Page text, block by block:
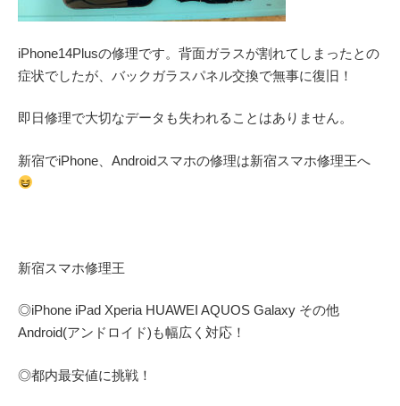
iPhone14Plusの修理です。背面ガラスが割れてしまったとの
症状でしたが、バックガラスパネル交換で無事に復旧！
即日修理で大切なデータも失われることはありません。
新宿でiPhone、Androidスマホの修理は新宿スマホ修理王へ
新宿スマホ修理王
◎iPhone iPad Xperia HUAWEI AQUOS Galaxy その他
Android(アンドロイド) も幅広く対応！
◎都内最安値に挑戦！